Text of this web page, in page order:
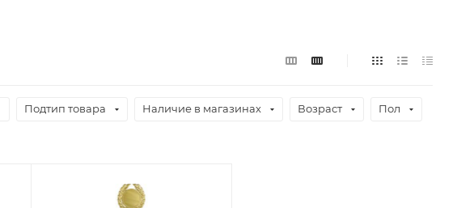
Подтип товара Наличие в магазинах Возраст Пол